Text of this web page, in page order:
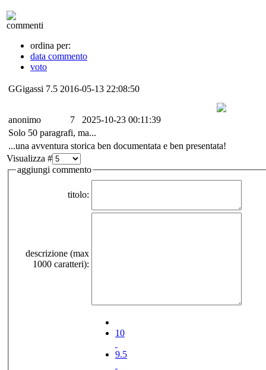
commenti
ordina per:
data commento
voto
GGigassi 7.5 2016-05-13 22:08:50
anonimo 7
2025-10-23 00:11:39
Solo 50 paragrafi, ma...
...una avventura storica ben documentata e ben presentata!
Visualizza #
aggiungi commento
titolo:
descrizione (max
1000 caratteri):
10
9.5